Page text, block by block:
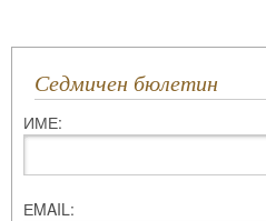
Седмичен бюлетин
ИМЕ:
ЕMAIL: